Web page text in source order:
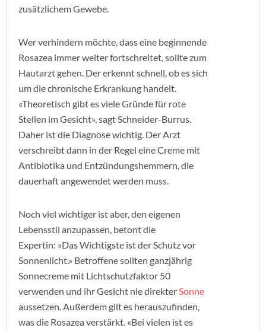
zusätzlichem Gewebe.
Wer verhindern möchte, dass eine beginnende
Rosazea immer weiter fortschreitet, sollte zum
Hautarzt gehen. Der erkennt schnell, ob es sich
um die chronische Erkrankung handelt.
«Theoretisch gibt es viele Gründe für rote
Stellen im Gesicht», sagt Schneider-Burrus.
Daher ist die Diagnose wichtig. Der Arzt
verschreibt dann in der Regel eine Creme mit
Antibiotika und Entzündungshemmern, die
dauerhaft angewendet werden muss.
Noch viel wichtiger ist aber, den eigenen
Lebensstil anzupassen, betont die
Expertin: «Das Wichtigste ist der Schutz vor
Sonnenlicht.» Betroffene sollten ganzjährig
Sonnecreme mit Lichtschutzfaktor 50
verwenden und ihr Gesicht nie direkterSonne
aussetzen. Außerdem gilt es herauszufinden,
was die Rosazea verstärkt. «Bei vielen ist es